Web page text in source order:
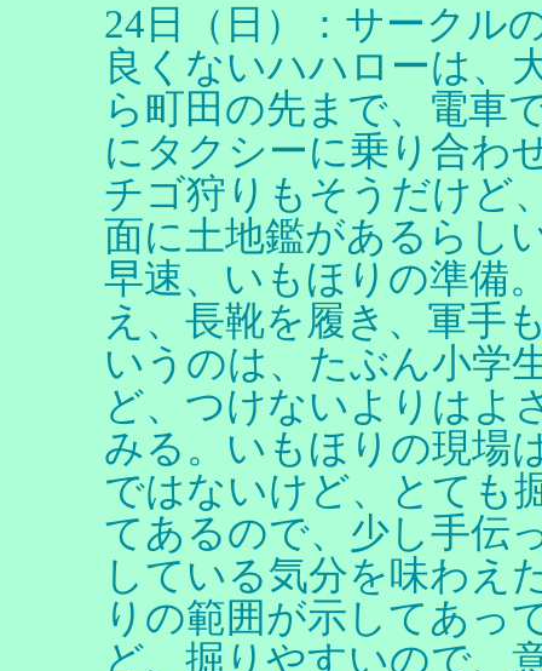
24日（日）：サークル
良くないハハローは、
ら町田の先まで、電車
にタクシーに乗り合わ
チゴ狩りもそうだけど
面に土地鑑があるらし
早速、いもほりの準備
え、長靴を履き、軍手
いうのは、たぶん小学
ど、つけないよりはよ
みる。いもほりの現場
ではないけど、とても
てあるので、少し手伝
している気分を味わえ
りの範囲が示してあっ
ど、掘りやすいので、